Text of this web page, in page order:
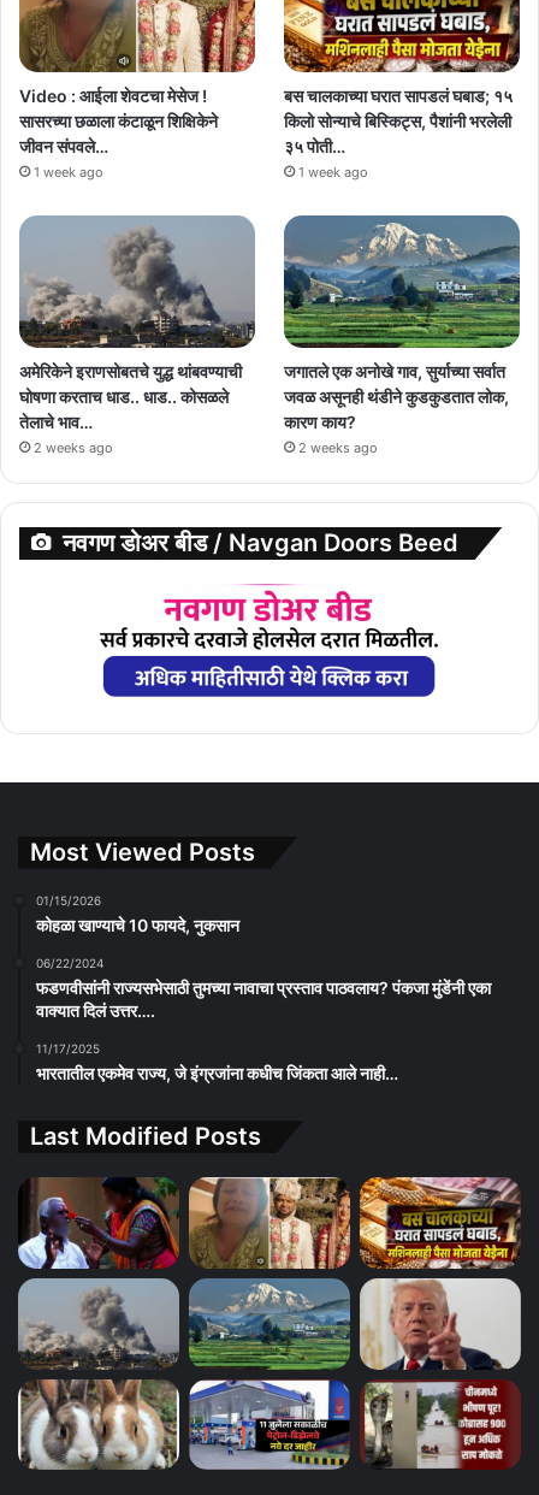
Video : आईला शेवटचा मेसेज !
सासरच्या छळाला कंटाळून शिक्षिकेने
जीवन संपवले…
1 week ago
बस चालकाच्या घरात सापडलं घबाड; १५
किलो सोन्याचे बिस्किट्स, पैशांनी भरलेली
३५ पोती…
1 week ago
अमेरिकेने इराणसोबतचे युद्ध थांबवण्याची
घोषणा करताच धाड.. धाड.. कोसळले
तेलाचे भाव…
2 weeks ago
जगातले एक अनोखे गाव, सुर्याच्या सर्वात
जवळ असूनही थंडीने कुडकुडतात लोक,
कारण काय?
2 weeks ago
नवगण डोअर बीड / Navgan Doors Beed
Most Viewed Posts
01/15/2026
कोहळा खाण्याचे 10 फायदे, नुकसान
06/22/2024
फडणवीसांनी राज्यसभेसाठी तुमच्या नावाचा प्रस्ताव पाठवलाय? पंकजा मुंडेंनी एका
वाक्यात दिलं उत्तर….
11/17/2025
भारतातील एकमेव राज्य, जे इंग्रजांना कधीच जिंकता आले नाही…
Last Modified Posts